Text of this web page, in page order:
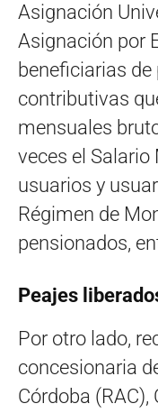
Asignación
Asignación por
beneficiarias
contributivas
mensuales
veces el
usuarios y
Régimen de
pensionados,
Peajes
Por otro lado,
concesionaria
Córdoba